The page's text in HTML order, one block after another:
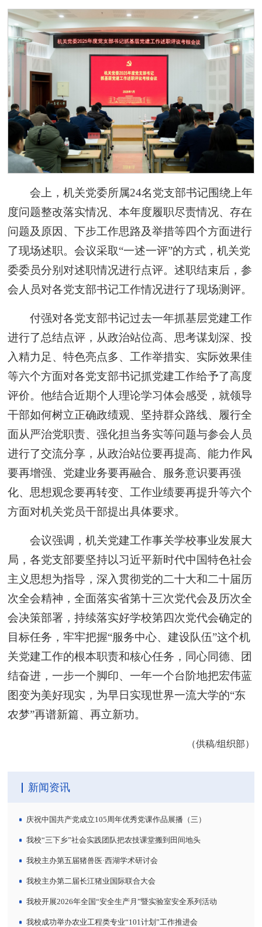
会上，机关党委所属24名党支部书记围绕上年
度问题整改落实情况、本年度履职尽责情况、存在
问题及原因、下步工作思路及举措等四个方面进行
了现场述职。会议采取“一述一评”的方式，机关党
委委员分别对述职情况进行点评。述职结束后，参
会人员对各党支部书记工作情况进行了现场测评。
付强对各党支部书记过去一年抓基层党建工作
进行了总结点评，从政治站位高、思考谋划深、投
入精力足、特色亮点多、工作举措实、实际效果佳
等六个方面对各党支部书记抓党建工作给予了高度
评价。他结合近期个人理论学习体会感受，就领导
干部如何树立正确政绩观、坚持群众路线、履行全
面从严治党职责、强化担当务实等问题与参会人员
进行了交流分享，从政治站位要再提高、能力作风
要再增强、党建业务要再融合、服务意识要再强
化、思想观念要再转变、工作业绩要再提升等六个
方面对机关党员干部提出具体要求。
会议强调，机关党建工作事关学校事业发展大
局，各党支部要坚持以习近平新时代中国特色社会
主义思想为指导，深入贯彻党的二十大和二十届历
次全会精神，全面落实省第十三次党代会及历次全
会决策部署，持续落实好学校第四次党代会确定的
目标任务，牢牢把握“服务中心、建设队伍”这个机
关党建工作的根本职责和核心任务，同心同德、团
结奋进，一步一个脚印、一年一个台阶地把宏伟蓝
图变为美好现实，为早日实现世界一流大学的“东
农梦”再谱新篇、再立新功。
（供稿/组织部）
新闻资讯
庆祝中国共产党成立105周年优秀党课作品展播（三）
我校“三下乡”社会实践团队把农技课堂搬到田间地头
我校主办第五届猪兽医·西湖学术研讨会
我校主办第二届长江猪业国际联合大会
我校开展2026年全国“安全生产月”暨实验室安全系列活动
我校成功举办农业工程类专业“101计划”工作推进会